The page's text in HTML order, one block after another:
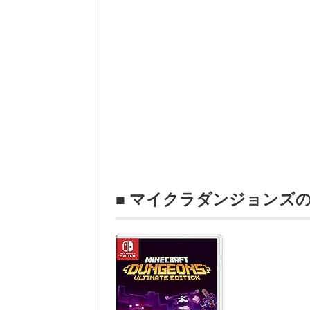
■ マイクラダンジョンズ